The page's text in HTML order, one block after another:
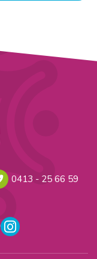
0413 - 25 66 59